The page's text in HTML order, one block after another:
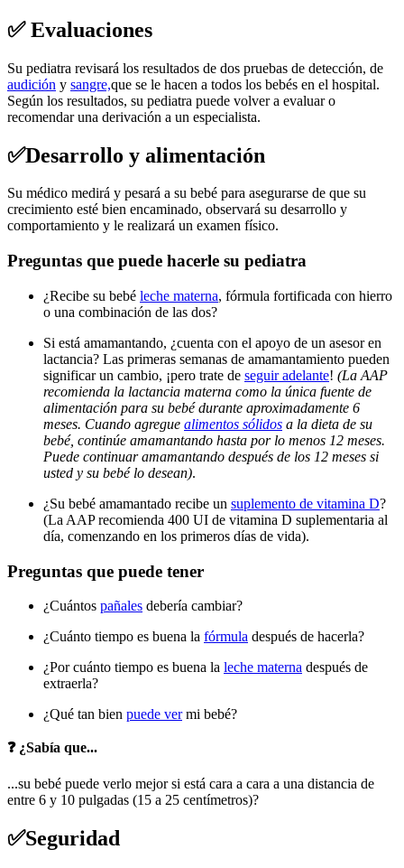
✅ Evaluaciones
Su pediatra revisará los resultados de dos pruebas de detección, de
audición y sangre,que se le hacen a todos los bebés en el hospital.
Según los resultados, su pediatra puede volver a evaluar o
recomendar una derivación a un especialista.
✅Desarrollo y alimentación
Su médico medirá y pesará a su bebé para asegurarse de que su
crecimiento esté bien encaminado, observará su desarrollo y
comportamiento y le realizará un examen físico.
Preguntas que puede hacerle su pediatra
¿Recibe su bebé leche materna, fórmula fortificada con hierro
o una combinación de las dos?
Si está amamantando, ¿cuenta con el apoyo de un asesor en
lactancia? Las primeras semanas de amamantamiento pueden
significar un cambio, ¡pero trate de seguir adelante! (La AAP
recomienda la lactancia materna como la única fuente de
alimentación para su bebé durante aproximadamente 6
meses. Cuando agregue alimentos sólidos a la dieta de su
bebé, continúe amamantando hasta por lo menos 12 meses.
Puede continuar amamantando después de los 12 meses si
usted y su bebé lo desean).
¿Su bebé amamantado recibe un suplemento de vitamina D?
(La AAP recomienda 400 UI de vitamina D suplementaria al
día, comenzando en los primeros días de vida).
Preguntas que puede tener
¿Cuántos pañales debería cambiar?
¿Cuánto tiempo es buena la fórmula después de hacerla?
¿Por cuánto tiempo es buena la leche materna después de
extraerla?
¿Qué tan bien puede vermi bebé?
❓ ¿Sabía que...
...su bebé puede verlo mejor si está cara a cara a una distancia de
entre 6 y 10 pulgadas (15 a 25 centímetros)?
✅Seguridad